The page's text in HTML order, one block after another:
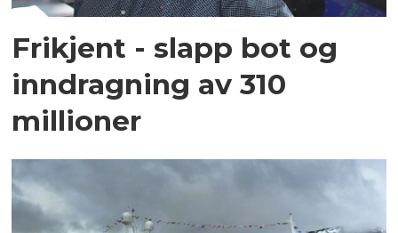
Frikjent - slapp bot og
inndragning av 310
millioner